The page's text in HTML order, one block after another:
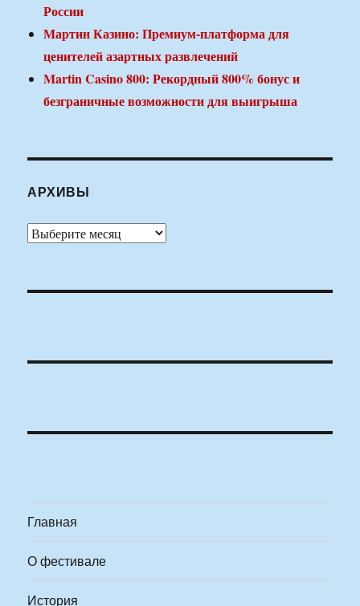
России
Мартин Казино: Премиум-платформа для
ценителей азартных развлечений
Martin Casino 800: Рекордный 800% бонус и
безграничные возможности для выигрыша
АРХИВЫ
Архивы
Главная
О фестивале
История